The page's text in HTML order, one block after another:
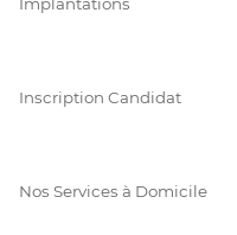
Inscription Candidat
Nos Services à Domicile